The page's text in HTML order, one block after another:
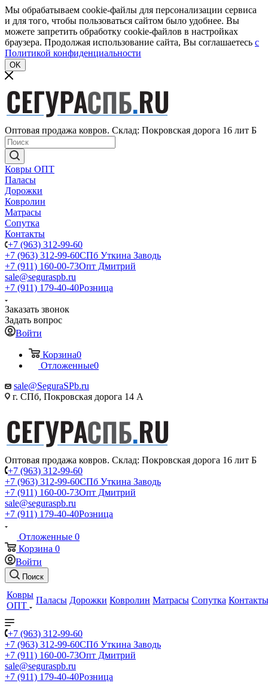
Мы обрабатываем cookie-файлы для персонализации сервиса
и для того, чтобы пользоваться сайтом было удобнее. Вы
можете запретить обработку cookie-файлов в настройках
браузера. Продолжая использование сайта, Вы соглашаетесь c
Политикой конфиденциальности
OK
Оптовая продажа ковров. Склад: Покровская дорога 16 лит Б
Ковры ОПТ
Паласы
Дорожки
Ковролин
Матрасы
Сопутка
Контакты
+7 (963) 312-99-60
+7 (963) 312-99-60СПб Уткина Заводь
+7 (911) 160-00-73Опт Дмитрий
sale@seguraspb.ru
+7 (911) 179-40-40Розница
Заказать звонок
Задать вопрос
Войти
Корзина0
Отложенные0
sale@SeguraSPb.ru
г. СПб, Покровская дорога 14 А
Оптовая продажа ковров. Склад: Покровская дорога 16 лит Б
+7 (963) 312-99-60
+7 (963) 312-99-60СПб Уткина Заводь
+7 (911) 160-00-73Опт Дмитрий
sale@seguraspb.ru
+7 (911) 179-40-40Розница
Отложенные 0
Корзина 0
Войти
Поиск
Ковры
ОПТ
Паласы Дорожки Ковролин Матрасы Сопутка Контакты
+7 (963) 312-99-60
+7 (963) 312-99-60СПб Уткина Заводь
+7 (911) 160-00-73Опт Дмитрий
sale@seguraspb.ru
+7 (911) 179-40-40Розница